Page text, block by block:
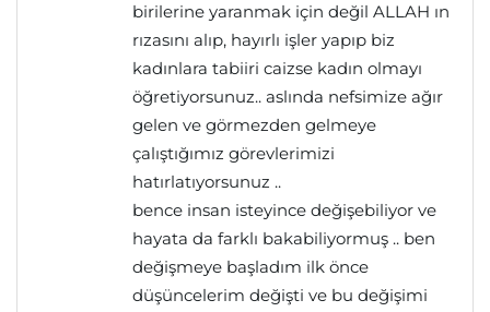
birilerine yaranmak için değil ALLAH ın
rızasını alıp, hayırlı işler yapıp biz
kadınlara tabiiri caizse kadın olmayı
öğretiyorsunuz.. aslında nefsimize ağır
gelen ve görmezden gelmeye
çalıştığımız görevlerimizi
hatırlatıyorsunuz ..
bence insan isteyince değişebiliyor ve
hayata da farklı bakabiliyormuş .. ben
değişmeye başladım ilk önce
düşüncelerim değişti ve bu değişimi